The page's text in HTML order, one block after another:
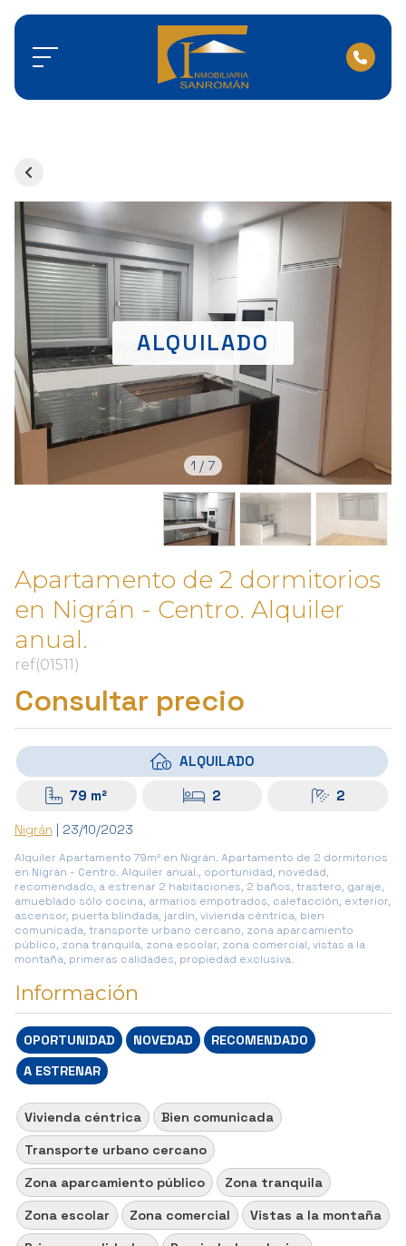
1 / 7
Apartamento de 2 dormitorios
en Nigrán - Centro. Alquiler
anual.
ref(01511)
Consultar precio
ALQUILADO
79 m² 2 2
Nigrán | 23/10/2023
Alquiler Apartamento 79m² en Nigrán. Apartamento de 2 dormitorios
en Nigrán - Centro. Alquiler anual., oportunidad, novedad,
recomendado, a estrenar 2 habitaciones, 2 baños, trastero, garaje,
amueblado sólo cocina, armarios empotrados, calefacción, exterior,
ascensor, puerta blindada, jardín, vivienda céntrica, bien
comunicada, transporte urbano cercano, zona aparcamiento
público, zona tranquila, zona escolar, zona comercial, vistas a la
montaña, primeras calidades, propiedad exclusiva.
Información
OPORTUNIDAD NOVEDAD
RECOMENDADO
A ESTRENAR
Vivienda céntrica
Bien comunicada
Transporte urbano cercano
Zona aparcamiento público
Zona tranquila
Zona escolar
Zona comercial
Vistas a la montaña